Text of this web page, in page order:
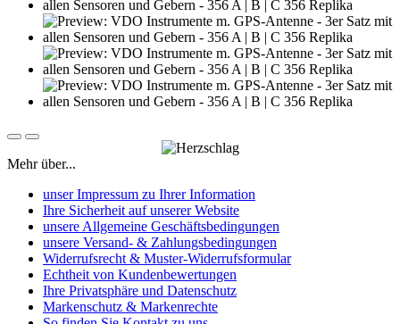
Mehr über...
unser Impressum zu Ihrer Information
Ihre Sicherheit auf unserer Website
unsere Allgemeine Geschäftsbedingungen
unsere Versand- & Zahlungsbedingungen
Widerrufsrecht & Muster-Widerrufsformular
Echtheit von Kundenbewertungen
Ihre Privatsphäre und Datenschutz
Markenschutz & Markenrechte